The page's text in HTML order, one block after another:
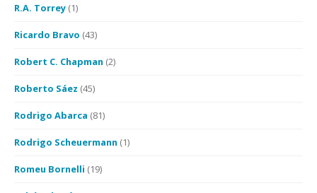
R.A. Torrey (1)
Ricardo Bravo (43)
Robert C. Chapman (2)
Roberto Sáez (45)
Rodrigo Abarca (81)
Rodrigo Scheuermann (1)
Romeu Bornelli (19)